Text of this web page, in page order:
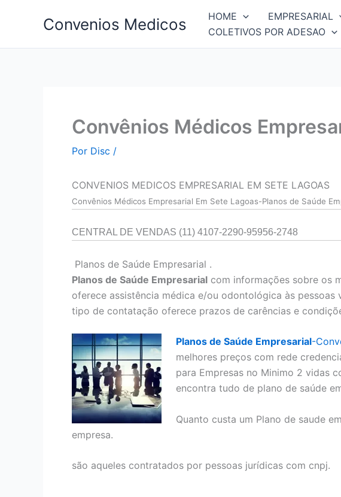
Convenios Medicos HOME EMPRESARIAL
COLETIVOS POR ADESAO
Convênios Médicos
Por Disc /
CONVENIOS MEDICOS EMPRESARIAL EM SETE LAGOAS
Convênios Médicos Empresarial Em Sete Lagoas-Planos de Saúde
CENTRAL DE VENDAS (11) 4107-2290-95956-2748
Planos de Saúde Empresarial .
Planos de Saúde Empresarial com informações sobre os
oferece assistência médica e/ou odontológica às
tipo de contatação oferece prazos de carências e
Planos de Saúde Empresarial-
melhores preços com rede
para Empresas no Minimo 2 vidas
encontra tudo de plano de saúde
Quanto custa um Plano de saude
empresa.
são aqueles contratados por pessoas jurídicas com cnpj.